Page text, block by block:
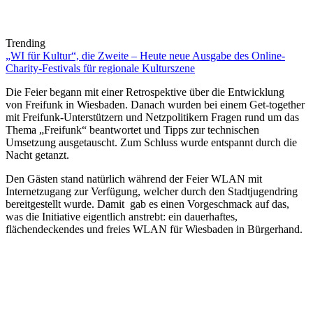
Trending
„WI für Kultur“, die Zweite – Heute neue Ausgabe des Online-
Charity-Festivals für regionale Kulturszene
Die Feier begann mit einer Retrospektive über die Entwicklung
von Freifunk in Wiesbaden. Danach wurden bei einem Get-together
mit Freifunk-Unterstützern und Netzpolitikern Fragen rund um das
Thema „Freifunk“ beantwortet und Tipps zur technischen
Umsetzung ausgetauscht. Zum Schluss wurde entspannt durch die
Nacht getanzt.
Den Gästen stand natürlich während der Feier WLAN mit
Internetzugang zur Verfügung, welcher durch den Stadtjugendring
bereitgestellt wurde. Damit gab es einen Vorgeschmack auf das,
was die Initiative eigentlich anstrebt: ein dauerhaftes,
flächendeckendes und freies WLAN für Wiesbaden in Bürgerhand.